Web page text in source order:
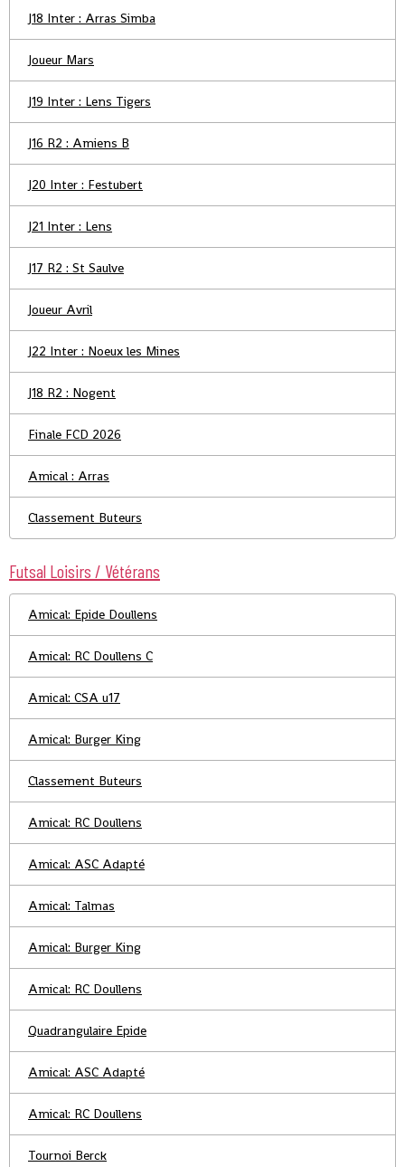
J18 Inter : Arras Simba
Joueur Mars
J19 Inter : Lens Tigers
J16 R2 : Amiens B
J20 Inter : Festubert
J21 Inter : Lens
J17 R2 : St Saulve
Joueur Avril
J22 Inter : Noeux les Mines
J18 R2 : Nogent
Finale FCD 2026
Amical : Arras
Classement Buteurs
Futsal Loisirs / Vétérans
Amical: Epide Doullens
Amical: RC Doullens C
Amical: CSA u17
Amical: Burger King
Classement Buteurs
Amical: RC Doullens
Amical: ASC Adapté
Amical: Talmas
Amical: Burger King
Amical: RC Doullens
Quadrangulaire Epide
Amical: ASC Adapté
Amical: RC Doullens
Tournoi Berck